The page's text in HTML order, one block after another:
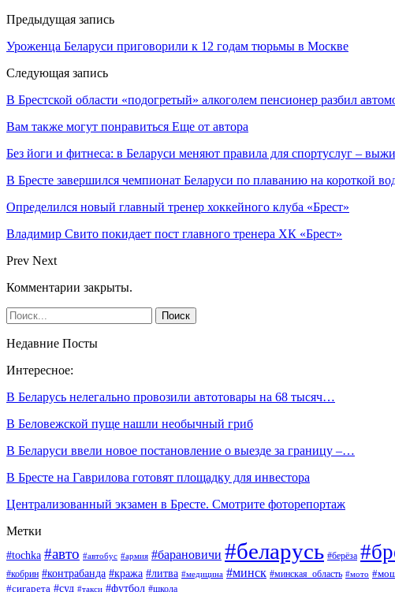
Предыдущая запись
Уроженца Беларуси приговорили к 12 годам тюрьмы в Москве
Следующая запись
В Брестской области «подогретый» алкоголем пенсионер разбил
Вам также могут понравиться Еще от автора
Без йоги и фитнеса: в Беларуси меняют правила для спортуслуг –
В Бресте завершился чемпионат Беларуси по плаванию на короткой
Определился новый главный тренер хоккейного клуба «Брест»
Владимир Свито покидает пост главного тренера ХК «Брест»
Prev Next
Комментарии закрыты.
Недавние Посты
Интересное:
В Беларусь нелегально провозили автотовары на 68 тысяч…
В Беловежской пуще нашли необычный гриб
В Беларуси ввели новое постановление о выезде за границу –…
В Бресте на Гаврилова готовят площадку для инвестора
Централизованный экзамен в Бресте. Смотрите фоторепортаж
Метки
#tochka #авто #автобус #армия #барановичи #беларусь #берёза
#кобрин #контрабанда #кража #литва #медицина #минск #минская_область #мото
#сигарета #суд #такси #футбол #школа